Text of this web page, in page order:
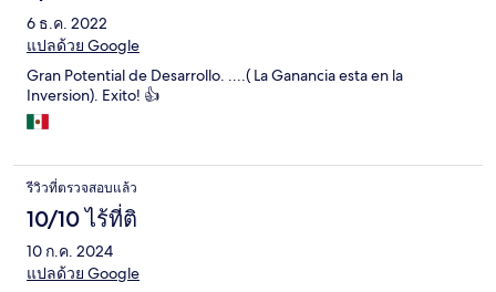
6 ธ.ค. 2022
แปลด้วย Google
Gran Potential de Desarrollo. ....( La Ganancia esta en la
Inversion). Exito! 👍
รีวิวที่ตรวจสอบแล้ว
10/10 ไร้ที่ติ
10 ก.ค. 2024
แปลด้วย Google